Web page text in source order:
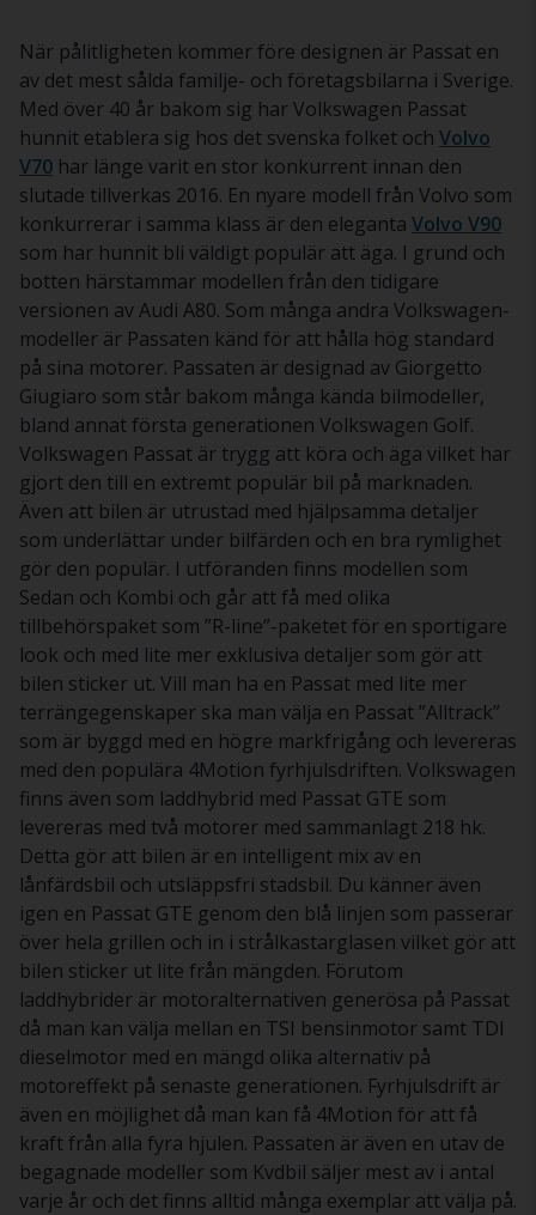
När pålitligheten kommer före designen är Passat en
av det mest sålda familje- och företagsbilarna i Sverige.
Med över 40 år bakom sig har Volkswagen Passat
hunnit etablera sig hos det svenska folket och Volvo
V70 har länge varit en stor konkurrent innan den
slutade tillverkas 2016. En nyare modell från Volvo som
konkurrerar i samma klass är den eleganta Volvo V90
som har hunnit bli väldigt populär att äga. I grund och
botten härstammar modellen från den tidigare
versionen av Audi A80. Som många andra Volkswagen-
modeller är Passaten känd för att hålla hög standard
på sina motorer. Passaten är designad av Giorgetto
Giugiaro som står bakom många kända bilmodeller,
bland annat första generationen Volkswagen Golf.
Volkswagen Passat är trygg att köra och äga vilket har
gjort den till en extremt populär bil på marknaden.
Även att bilen är utrustad med hjälpsamma detaljer
som underlättar under bilfärden och en bra rymlighet
gör den populär. I utföranden finns modellen som
Sedan och Kombi och går att få med olika
tillbehörspaket som ”R-line”-paketet för en sportigare
look och med lite mer exklusiva detaljer som gör att
bilen sticker ut. Vill man ha en Passat med lite mer
terrängegenskaper ska man välja en Passat ”Alltrack”
som är byggd med en högre markfrigång och levereras
med den populära 4Motion fyrhjulsdriften. Volkswagen
finns även som laddhybrid med Passat GTE som
levereras med två motorer med sammanlagt 218 hk.
Detta gör att bilen är en intelligent mix av en
lånfärdsbil och utsläppsfri stadsbil. Du känner även
igen en Passat GTE genom den blå linjen som passerar
över hela grillen och in i strålkastarglasen vilket gör att
bilen sticker ut lite från mängden. Förutom
laddhybrider är motoralternativen generösa på Passat
då man kan välja mellan en TSI bensinmotor samt TDI
dieselmotor med en mängd olika alternativ på
motoreffekt på senaste generationen. Fyrhjulsdrift är
även en möjlighet då man kan få 4Motion för att få
kraft från alla fyra hjulen. Passaten är även en utav de
begagnade modeller som Kvdbil säljer mest av i antal
varje år och det finns alltid många exemplar att välja på.